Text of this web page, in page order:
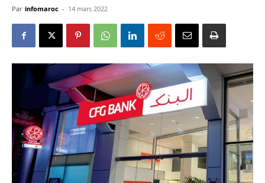
Par infomaroc - 14 mars 2022